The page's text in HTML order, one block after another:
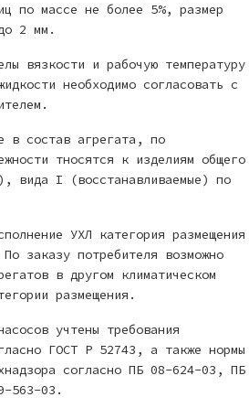
по массе не более 5%, размер
до 2 мм.
вязкости и рабочую температуру
необходимо согласовать с
в состав агрегата, по
тносятся к изделиям общего
вида I (восстанавливаемые) по
УХЛ категория размещения
заказу потребителя возможно
в другом климатическом
размещения.
учтены требования
ГОСТ Р 52743, а также нормы
согласно ПБ 08-624-03, ПБ
563-03.